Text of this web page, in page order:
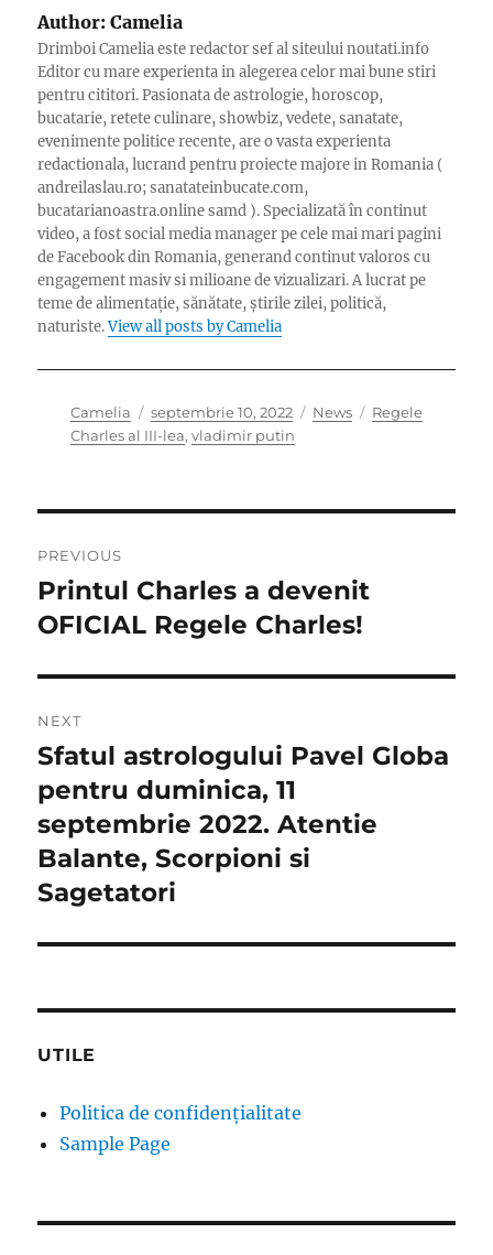
Author: Camelia
Drimboi Camelia este redactor sef al siteului noutati.info
Editor cu mare experienta in alegerea celor mai bune stiri
pentru cititori. Pasionata de astrologie, horoscop,
bucatarie, retete culinare, showbiz, vedete, sanatate,
evenimente politice recente, are o vasta experienta
redactionala, lucrand pentru proiecte majore in Romania (
andreilaslau.ro; sanatateinbucate.com,
bucatarianoastra.online samd ). Specializată în continut
video, a fost social media manager pe cele mai mari pagini
de Facebook din Romania, generand continut valoros cu
engagement masiv si milioane de vizualizari. A lucrat pe
teme de alimentație, sănătate, știrile zilei, politică,
naturiste.View all posts by Camelia
Author
Camelia
Posted
on
septembrie 10, 2022 Categories
News Tags
Regele
Charles al III-lea, vladimir putin
în
articole
PREVIOUS
Previous
post:
Printul Charles a devenit
OFICIAL Regele Charles!
NEXT
Next
post:
Sfatul astrologului Pavel Globa
pentru duminica, 11
septembrie 2022. Atentie
Balante, Scorpioni si
Sagetatori
UTILE
Politica de confidențialitate
Sample Page